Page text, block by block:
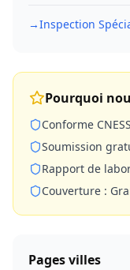
→Inspection
Pourquoi
Conforme
Soumission
Rapport de
Couverture :
Pages villes